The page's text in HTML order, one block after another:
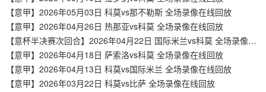
【意甲】2026年05月03日 科莫vs那不勒斯 全场录像在线回放
【意甲】2026年04月26日 热那亚vs科莫 全场录像在线回放
【意杯半决赛次回合】2026年04月22日 国际米兰vs科莫 全场录像在线回放
【意甲】2026年04月18日 萨索洛vs科莫 全场录像在线回放
【意甲】2026年04月13日 科莫vs国际米兰 全场录像在线回放
【意甲】2026年03月22日 科莫vs比萨 全场录像在线回放